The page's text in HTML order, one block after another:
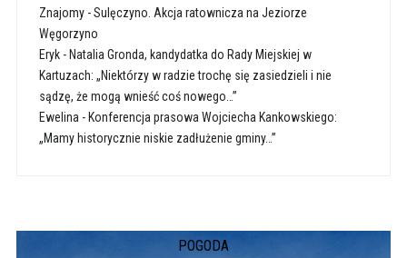
Znajomy-Sulęczyno. Akcja ratownicza na Jeziorze
Węgorzyno
Eryk- Natalia Gronda, kandydatka do Rady Miejskiej w
Kartuzach: „Niektórzy w radzie trochę się zasiedzieli i nie
sądzę, że mogą wnieść coś nowego…”
Ewelina - Konferencja prasowa Wojciecha Kankowskiego:
„Mamy historycznie niskie zadłużenie gminy…”
POGODA